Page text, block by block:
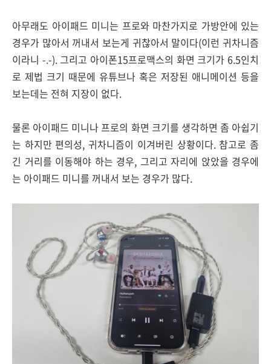
아무래도 아이패드 미니는 프로와 마찬가지로 가방안에 있는
경우가 많아서 꺼내서 보는게 귀찮아서 말이다(이런 귀차니즘
이라니 -.-). 그리고 아이폰15프로맥스의 화면 크기가 6.5인치
로 제법 크기 때문에 유튜브나 혹은 저장된 애니메이션 등을
보는데는 전혀 지장이 없다.
물론 아이패드 미니나 프로의 화면 크기를 생각하면 좀 아쉽기
는 하지만 편의성, 귀차니즘이 이겨버린 상황이다. 참고로 좀
긴 거리를 이동해야 하는 경우, 그리고 자리에 앉았을 경우에
는 아이패드 미니를 꺼내서 보는 경우가 많다.